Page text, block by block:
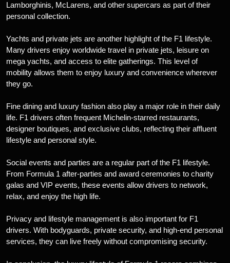
Lamborghinis, McLarens, and other supercars as part of their
personal collection.
Yachts and private jets are another highlight of the F1 lifestyle.
Many drivers enjoy worldwide travel in private jets, leisure on
mega yachts, and access to elite gatherings. This level of
mobility allows them to enjoy luxury and convenience wherever
they go.
Fine dining and luxury fashion also play a major role in their daily
life. F1 drivers often frequent Michelin-starred restaurants,
designer boutiques, and exclusive clubs, reflecting their affluent
lifestyle and personal style.
Social events and parties are a regular part of the F1 lifestyle.
From Formula 1 after-parties and award ceremonies to charity
galas and VIP events, these events allow drivers to network,
relax, and enjoy the high life.
Privacy and lifestyle management is also important for F1
drivers. With bodyguards, private security, and high-end personal
services, they can live freely without compromising security.